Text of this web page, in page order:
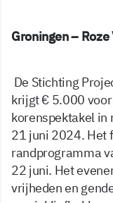
Groningen –
De Stichting
krijgt € 5.000
korenspektakel in
21 juni 2024. Het
randprogramma
22 juni. Het
vrijheden en